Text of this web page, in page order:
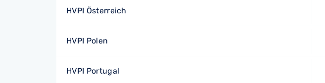
HVPI Österreich
HVPI Polen
HVPI Portugal